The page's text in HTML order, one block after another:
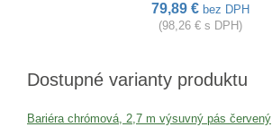
79,89 € bez DPH
(98,26 € s DPH)
Dostupné varianty produktu
Bariéra chrómová, 2,7 m výsuvný pás červený